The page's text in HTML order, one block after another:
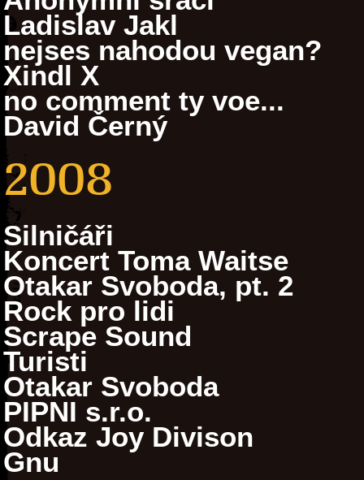
Ladislav Jakl
nejses nahodou vegan?
Xindl X
no comment ty voe...
David Černý
2008
Silničáři
Koncert Toma Waitse
Otakar Svoboda, pt. 2
Rock pro lidi
Scrape Sound
Turisti
Otakar Svoboda
PIPNI s.r.o.
Odkaz Joy Divison
Gnu